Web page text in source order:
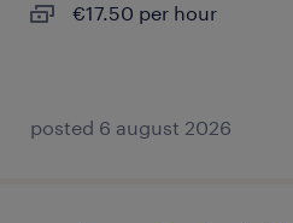
€17.50 per hour
posted 6 august 2026